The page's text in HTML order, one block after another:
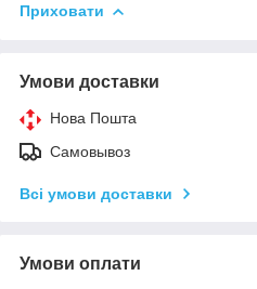
Приховати
Умови доставки
Нова Пошта
Самовывоз
Всі умови доставки
Умови оплати